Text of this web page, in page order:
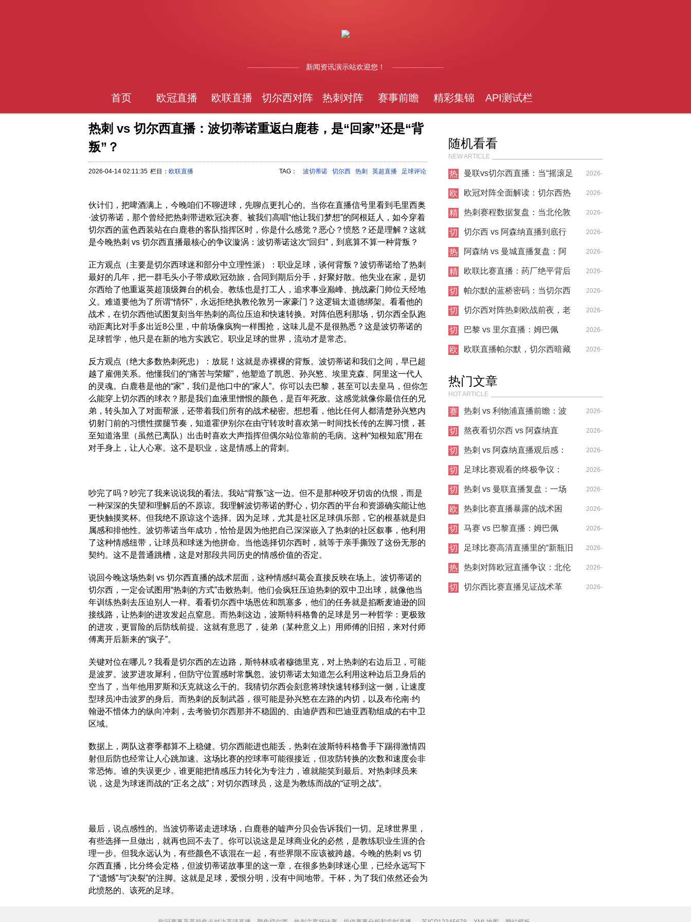
新闻资讯演示站欢迎您！
首页 欧冠直播 欧联直播 切尔西对阵 热刺对阵 赛事前瞻 精彩集锦 API测试栏
热刺 vs 切尔西直播：波切蒂诺重返白鹿巷，是“回家”还是“背
叛”？
2026-04-14 02:11:35 栏目： 欧联直播 TAG： 波切蒂诺 切尔西 热刺 英超直播 足球评论
伙计们，把啤酒满上，今晚咱们不聊进球，先聊点更扎心的。当你在直播信号里看到毛里西奥
·波切蒂诺，那个曾经把热刺带进欧冠决赛、被我们高唱“他让我们梦想”的阿根廷人，如今穿着
切尔西的蓝色西装站在白鹿巷的客队指挥区时，你是什么感觉？恶心？愤怒？还是理解？这就
是今晚热刺 vs 切尔西直播最核心的争议漩涡：波切蒂诺这次“回归”，到底算不算一种背叛？
正方观点（主要是切尔西球迷和部分中立理性派）：职业足球，谈何背叛？波切蒂诺给了热刺
最好的几年，把一群毛头小子带成欧冠劲旅，合同到期后分手，好聚好散。他失业在家，是切
尔西给了他重返英超顶级舞台的机会。教练也是打工人，追求事业巅峰、挑战豪门帅位天经地
义。难道要他为了所谓“情怀”，永远拒绝执教伦敦另一家豪门？这逻辑太道德绑架。看看他的
战术，在切尔西他试图复刻当年热刺的高位压迫和快速转换。对阵伯恩利那场，切尔西全队跑
动距离比对手多出近8公里，中前场像疯狗一样围抢，这味儿是不是很熟悉？这是波切蒂诺的
足球哲学，他只是在新的地方实践它。职业足球的世界，流动才是常态。
反方观点（绝大多数热刺死忠）：放屁！这就是赤裸裸的背叛。波切蒂诺和我们之间，早已超
越了雇佣关系。他懂我们的“痛苦与荣耀”，他塑造了凯恩、孙兴慜、埃里克森、阿里这一代人
的灵魂。白鹿巷是他的“家”，我们是他口中的“家人”。你可以去巴黎，甚至可以去皇马，但你怎
么能穿上切尔西的球衣？那是我们血液里憎恨的颜色，是百年死敌。这感觉就像你最信任的兄
弟，转头加入了对面帮派，还带着我们所有的战术秘密。想想看，他比任何人都清楚孙兴慜内
切射门前的习惯性摆腿节奏，知道霍伊别尔在由守转攻时喜欢第一时间找长传的左脚习惯，甚
至知道洛里（虽然已离队）出击时喜欢大声指挥但偶尔站位靠前的毛病。这种“知根知底”用在
对手身上，让人心寒。这不是职业，这是情感上的背刺。
吵完了吗？吵完了我来说说我的看法。我站“背叛”这一边。但不是那种咬牙切齿的仇恨，而是
一种深深的失望和理解后的不原谅。我理解波切蒂诺的野心，切尔西的平台和资源确实能让他
更快触摸奖杯。但我绝不原谅这个选择。因为足球，尤其是社区足球俱乐部，它的根基就是归
属感和排他性。波切蒂诺当年成功，恰恰是因为他把自己深深嵌入了热刺的社区叙事，他利用
了这种情感纽带，让球员和球迷为他拼命。当他选择切尔西时，就等于亲手撕毁了这份无形的
契约。这不是普通跳槽，这是对那段共同历史的情感价值的否定。
说回今晚这场热刺 vs 切尔西直播的战术层面，这种情感纠葛会直接反映在场上。波切蒂诺的
切尔西，一定会试图用“热刺的方式”击败热刺。他们会疯狂压迫热刺的双中卫出球，就像他当
年训练热刺去压迫别人一样。看看切尔西中场恩佐和凯塞多，他们的任务就是掐断麦迪逊的回
接线路，让热刺的进攻发起点窒息。而热刺这边，波斯特科格鲁的足球是另一种哲学：更极致
的进攻，更冒险的后防线前提。这就有意思了，徒弟（某种意义上）用师傅的旧招，来对付师
傅离开后新来的“疯子”。
关键对位在哪儿？我看是切尔西的左边路，斯特林或者穆德里克，对上热刺的右边后卫，可能
是波罗。波罗进攻犀利，但防守位置感时常飘忽。波切蒂诺太知道怎么利用这种边后卫身后的
空当了，当年他用罗斯和沃克就这么干的。我猜切尔西会刻意将球快速转移到这一侧，让速度
型球员冲击波罗的身后。而热刺的反制武器，很可能是孙兴慜在左路的内切，以及布伦南·约
翰逊不惜体力的纵向冲刺，去考验切尔西那并不稳固的、由迪萨西和巴迪亚西勒组成的右中卫
区域。
数据上，两队这赛季都算不上稳健。切尔西能进也能丢，热刺在波斯特科格鲁手下踢得激情四
射但后防也经常让人心跳加速。这场比赛的控球率可能很接近，但攻防转换的次数和速度会非
常恐怖。谁的失误更少，谁更能把情感压力转化为专注力，谁就能笑到最后。对热刺球员来
说，这是为球迷而战的“正名之战”；对切尔西球员，这是为教练而战的“证明之战”。
最后，说点感性的。当波切蒂诺走进球场，白鹿巷的嘘声分贝会告诉我们一切。足球世界里，
有些选择一旦做出，就再也回不去了。你可以说这是足球商业化的必然，是教练职业生涯的合
理一步。但我永远认为，有些颜色不该混在一起，有些界限不应该被跨越。今晚的热刺 vs 切
尔西直播，比分终会定格，但波切蒂诺故事里的这一章，在很多热刺球迷心里，已经永远写下
了“遗憾”与“决裂”的注脚。这就是足球，爱恨分明，没有中间地带。干杯，为了我们依然还会为
此愤怒的、该死的足球。
随机看看
NEW ARTICLE
热
对
曼联vs切尔西直播：当“摇滚足
球”遇上“红魔传统”，今夜是穆
氏遗产的隔空对决？
2026-
04-14
欧
直
欧冠对阵全面解读：切尔西热
刺欧战恩怨录，从穆里尼奥到
波切蒂诺的战术轮回
2026-
04-28
精
集
热刺赛程数据复盘：当北伦敦
德比点燃欧战烽火
2026-
04-29
切
西
敦
比
切尔西 vs 阿森纳直播到底行
不行？伦敦老球迷吵翻了
2026-
04-26
热
对
阿森纳 vs 曼城直播复盘：阿
尔特塔的“不对称陷阱”如何锁
死了哈兰德？
2026-
04-14
精
集
欧联比赛直播：药厂绝平背后
的战术博弈与裁判争议
2026-
04-21
切
西
阵
帕尔默的蓝桥密码：当切尔西
的“数据灵魂”撞上热刺的战术
困局
2026-
05-02
切
西
阵
切尔西对阵热刺欧战前夜，老
看台球迷讲述蓝桥三十年
2026-
05-02
切
西
对
阵
巴黎 vs 里尔直播：姆巴佩
的“散步防守”，是天才特权还
2026-
04-14
欧
播
欧联直播帕尔默，切尔西暗藏
新核冲击
2026-
热门文章
HOT ARTICLE
赛
前
热刺 vs 利物浦直播前瞻：波
叔的“七伤拳”，能破克洛普
的“重金属”吗？
2026-
04-14
切
西
敦
比
熬夜看切尔西 vs 阿森纳直
播，这比赛要素也太多了！
2026-
04-20
切
西
点
热刺 vs 阿森纳直播观后感：
北伦敦的雨夜，心跳比雨点更
急
2026-
04-21
切
西
他
阵
足球比赛观看的终极争议：
VAR，是守护公正还是扼杀激
情？
2026-
04-14
切
西
敦
比
热刺 vs 曼联直播复盘：一场
被VAR切割的战术博弈，麦迪
逊导演逆转
2026-
04-18
欧
直
热刺比赛直播暴露的战术困
局：控球率七成却输得没脾气
2026-
04-21
切
西
敦
比
马赛 vs 巴黎直播：姆巴佩
的“散步”是战术毒药还是天才
特权？
2026-
04-14
切
西
点
足球比赛高清直播里的“新瓶旧
酒”：当哈兰德遇见希勒，暴力
美学的数字革命
2026-
04-14
热
对
热刺对阵欧冠直播争议：北伦
敦德比之外的欧战暗战
2026-
04-30
切
切尔西比赛直播见证战术革 2026-